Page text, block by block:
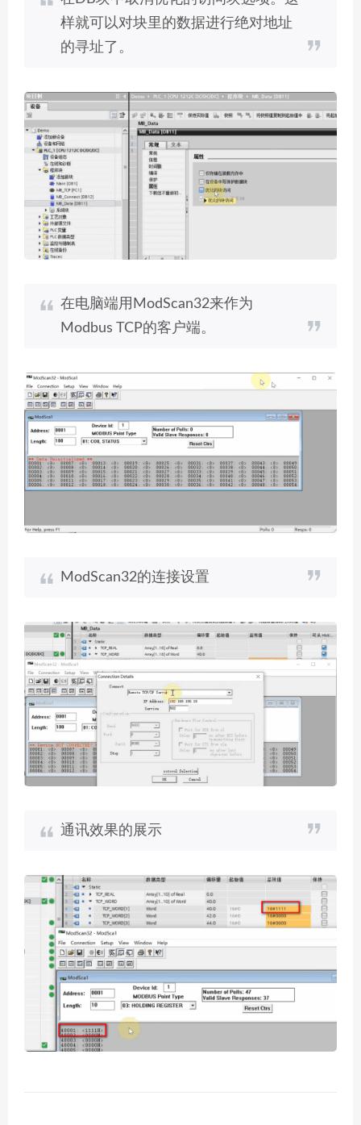
样就可以对块里的数据进行绝对地址
的寻址了。
在电脑端用ModScan32来作为
Modbus TCP的客户端。
ModScan32的连接设置
通讯效果的展示